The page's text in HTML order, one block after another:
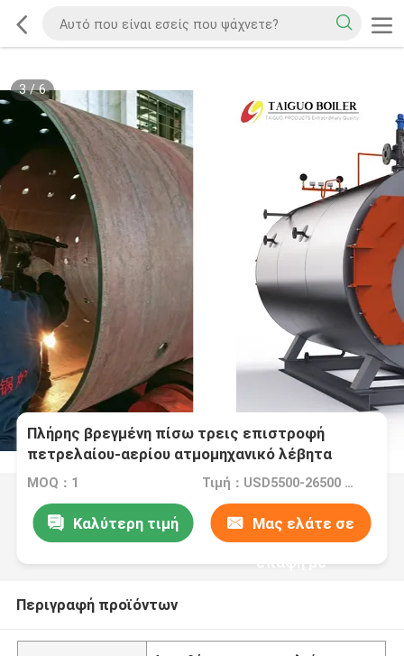
3/6
Πλήρης βρεγμένη πίσω τρεις επιστροφή
πετρελαίου-αερίου ατμομηχανικό λέβητα
οριζόντια εξόρυξη ατμού
MOQ：1 Τιμή：USD5500-26500 Set
Καλύτερη τιμή Μας ελάτε σε
επαφή με
Περιγραφή προϊόντων